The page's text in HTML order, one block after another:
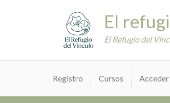
El
El Refugio del
Registro Cursos Acceder